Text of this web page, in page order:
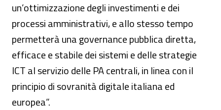
un’ottimizzazione degli investimenti e dei
processi amministrativi, e allo stesso tempo
permetterà una governance pubblica diretta,
efficace e stabile dei sistemi e delle strategie
ICT al servizio delle PA centrali, in linea con il
principio di sovranità digitale italiana ed
europea”.